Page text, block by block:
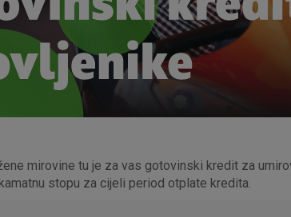
mirovine tu je za vas gotovinski kredit za
stopu za cijeli period otplate kredita.